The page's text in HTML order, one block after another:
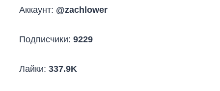
Аккаунт: @zachlower
Подписчики:9229
Лайки:337.9K